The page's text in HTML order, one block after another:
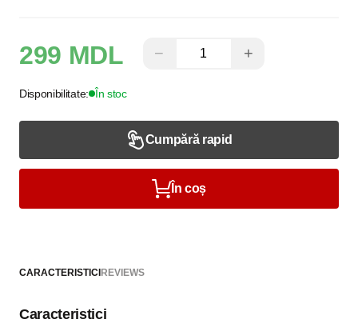
299 MDL − +
Disponibilitate: În stoc
Cumpără rapid
În coș
CARACTERISTICIREVIEWS
Caracteristici